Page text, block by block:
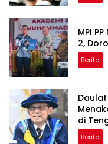
MPI
2,
Berita
di
Berita